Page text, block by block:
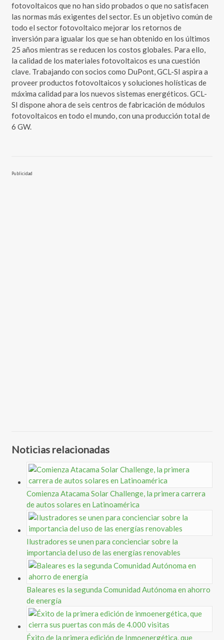
fotovoltaicos que no han sido probados o que no satisfacen
las normas más exigentes del sector. Es un objetivo común de
todo el sector fotovoltaico mejorar los retornos de
inversión para igualar los que se han obtenido en los últimos
25 años mientras se reducen los costos globales. Para ello,
la calidad de los materiales fotovoltaicos es una cuestión
clave. Trabajando con socios como DuPont, GCL-SI aspira a
proveer productos fotovoltaicos y soluciones holísticas de
máxima calidad para los nuevos sistemas energéticos. GCL-
SI dispone ahora de seis centros de fabricación de módulos
fotovoltaicos en todo el mundo, con una producción total de
6 GW.
Publicidad
Noticias relacionadas
Comienza Atacama Solar Challenge, la primera carrera
de autos solares en Latinoamérica
Ilustradores se unen para concienciar sobre la
importancia del uso de las energías renovables
Baleares es la segunda Comunidad Autónoma en ahorro
de energía
Éxito de la primera edición de Inmoenergética, que